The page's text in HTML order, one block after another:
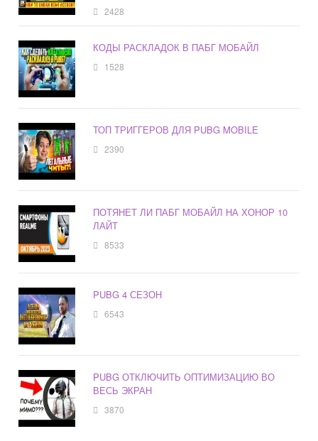
2428
КОДЫ РАСКЛАДОК В ПАБГ МОБАЙЛ
1528
ТОП ТРИГГЕРОВ ДЛЯ PUBG MOBILE
2390
ПОТЯНЕТ ЛИ ПАБГ МОБАЙЛ НА ХОНОР 10
ЛАЙТ
8533
PUBG 4 СЕЗОН
6543
PUBG ОТКЛЮЧИТЬ ОПТИМИЗАЦИЮ ВО
ВЕСЬ ЭКРАН
3870